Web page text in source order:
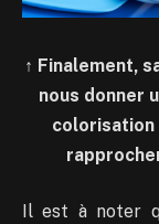
↑ Finalement,
nous donner
colorisation
Il est à noter